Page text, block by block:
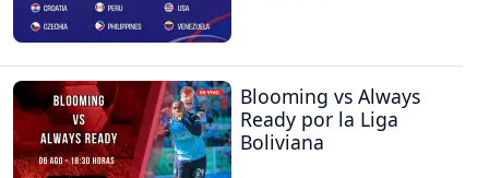
Blooming vs Always
Ready por la Liga
Boliviana